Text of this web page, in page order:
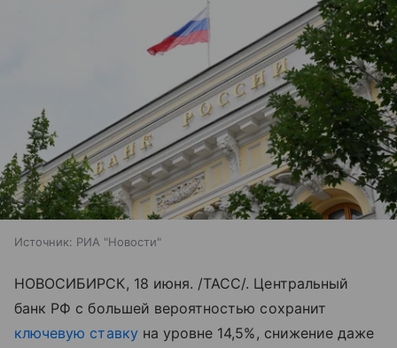
Источник: РИА "Новости"
НОВОСИБИРСК, 18 июня. /ТАСС/. Центральный
банк РФ с большей вероятностью сохранит
ключевую ставку на уровне 14,5%, снижение даже